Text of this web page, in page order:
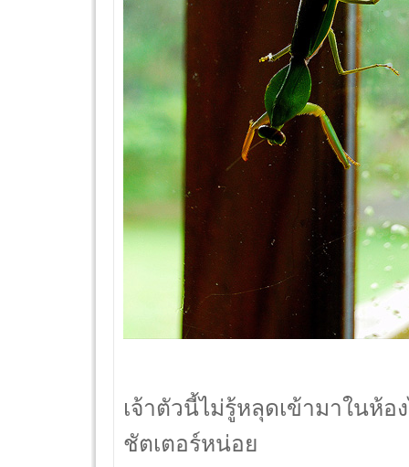
เจ้าตัวนี้ไม่รู้หลุดเข้ามาในห้
ชัตเตอร์หน่อย